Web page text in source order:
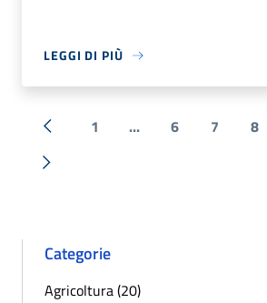
LEGGI DI PIÙ
« Precedente
1 ... 6 7 8
Successiva »
Categorie
Agricoltura (20)